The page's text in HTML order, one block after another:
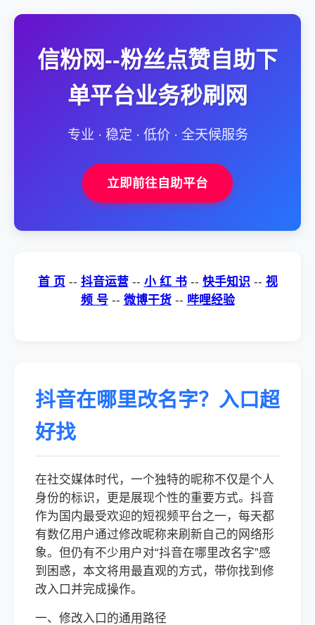
信粉网--粉丝点赞自助下
单平台业务秒刷网
专业 · 稳定 · 低价 · 全天候服务
立即前往自助平台
首 页 -- 抖音运营 -- 小 红 书 -- 快手知识 -- 视
频 号 -- 微博干货 -- 哔哩经验
抖音在哪里改名字？入口超
好找
在社交媒体时代，一个独特的昵称不仅是个人
身份的标识，更是展现个性的重要方式。抖音
作为国内最受欢迎的短视频平台之一，每天都
有数亿用户通过修改昵称来刷新自己的网络形
象。但仍有不少用户对“抖音在哪里改名字”感
到困惑，本文将用最直观的方式，带你找到修
改入口并完成操作。
一、修改入口的通用路径